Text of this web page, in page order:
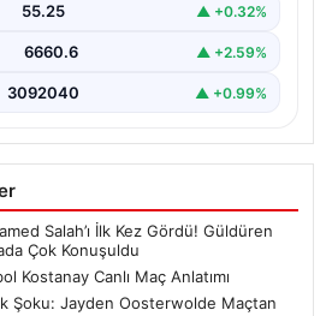
55.25 ▲ +0.32%
6660.6 ▲ +2.59%
3092040 ▲ +0.99%
Salah’ı İlk Kez Gördü! Güldüren
Çok Konuşuldu
Kostanay Canlı Maç Anlatımı
Şoku: Jayden Oosterwolde Maçtan